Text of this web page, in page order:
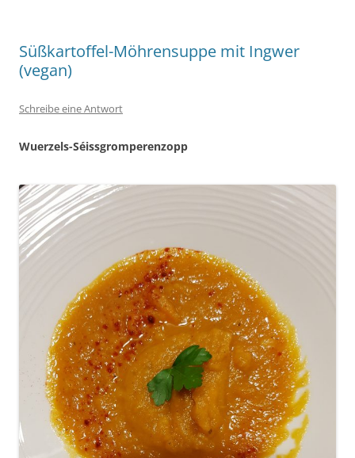
Süßkartoffel-Möhrensuppe mit Ingwer
(vegan)
Schreibe eine Antwort
Wuerzels-Séissgromperenzopp